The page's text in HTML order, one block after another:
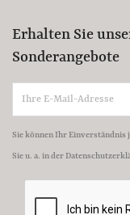
Erhalten Sie
Sonderangebote
Sie können Ihr
Sie u. a. in der